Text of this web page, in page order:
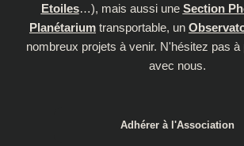
Etoiles…), mais aussi une Section
Planétarium transportable, un
nombreux projets à venir. N'hésitez pas à
avec nous.
Adhérer à l'Association